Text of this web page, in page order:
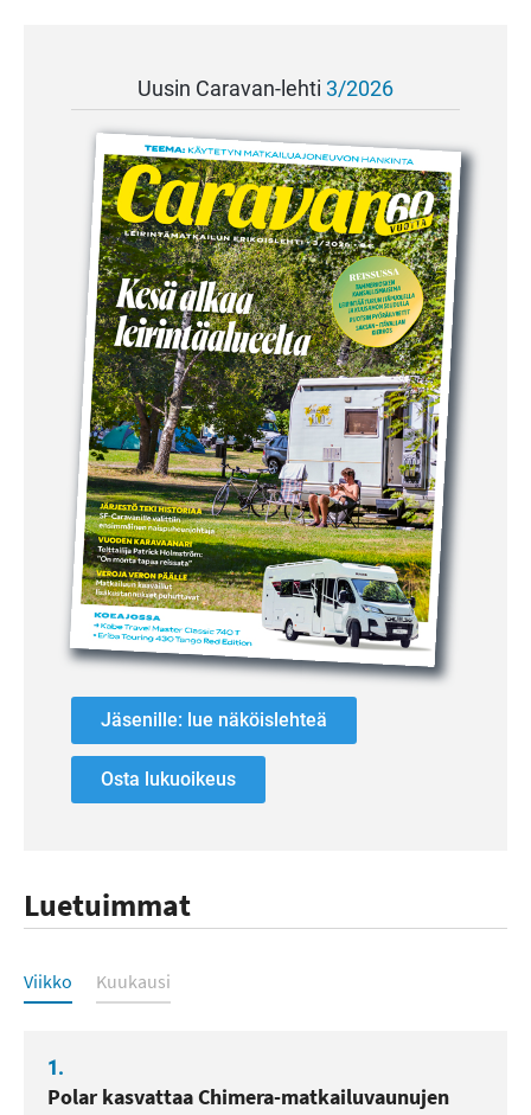
Uusin Caravan-lehti 3/2026
Jäsenille: lue näköislehteä
Osta lukuoikeus
Luetuimmat
Luetuimmat
Viikko Kuukausi
1.
Polar kasvattaa Chimera-matkailuvaunujen